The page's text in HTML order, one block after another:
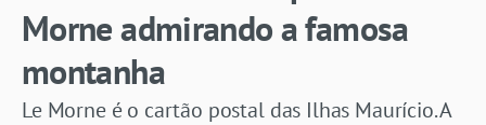
Morne admirando a famosa
montanha
Le Morne é o cartão postal das Ilhas Maurício. A